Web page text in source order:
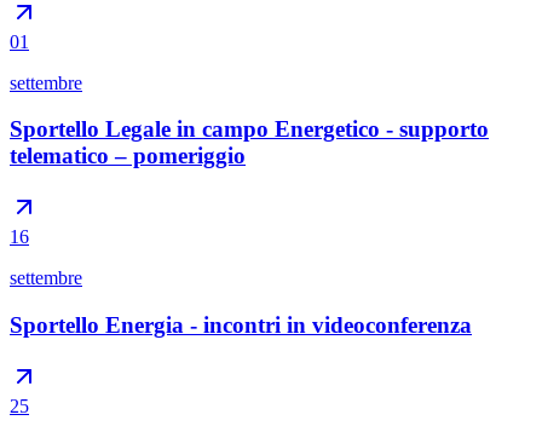
01
settembre
Sportello Legale in campo Energetico - supporto
telematico – pomeriggio
16
settembre
Sportello Energia - incontri in videoconferenza
25